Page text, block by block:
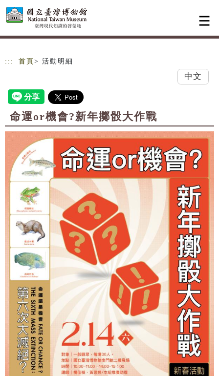
跳到主要內容
網站導覽
::: 首頁 > 活動明細
中文
命運or機會?新年擲骰大作戰